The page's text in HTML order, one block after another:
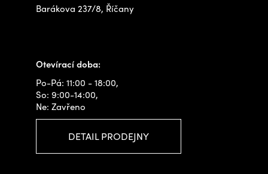
Barákova 237/8, Říčany
Otevírací doba:
Po-Pá: 11:00 - 18:00,
So: 9:00-14:00,
Ne: Zavřeno
DETAIL PRODEJNY